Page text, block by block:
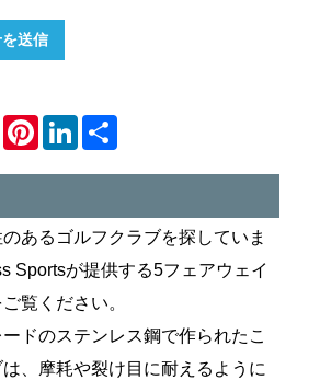
送信
WhatsApp
Pinterest
LinkedIn
あるゴルフクラブを探していま
Sportsが提供する5フェアウェイ
覧ください。
ドのステンレス鋼で作られたこ
、摩耗や裂け目に耐えるように